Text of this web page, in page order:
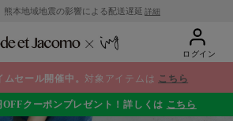
熊本地域地震の影響による配送遅延 詳細
ログイン
ムセール開催中。 対象アイテムは こちら
クーポンプレゼント！詳しくは こちら